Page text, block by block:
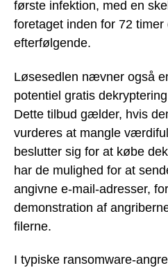
første infektion, med en
foretaget inden for 72
efterfølgende.
Løsesedlen nævner også
potentiel gratis
Dette tilbud gælder, hvis
vurderes at mangle
beslutter sig for at købe
har de mulighed for at
angivne e-mail-adresser,
demonstration af
filerne.
I typiske ransomware-